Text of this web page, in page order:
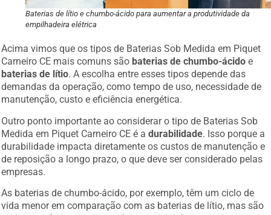
Baterias de lítio e chumbo-ácido para aumentar a produtividade da
empilhadeira elétrica
Acima vimos que os tipos de Baterias Sob Medida em Piquet
Carneiro CE mais comuns são baterias de chumbo-ácido e
baterias de lítio. A escolha entre esses tipos depende das
demandas da operação, como tempo de uso, necessidade de
manutenção, custo e eficiência energética.
Outro ponto importante ao considerar o tipo de Baterias Sob
Medida em Piquet Carneiro CE é adurabilidade. Isso porque a
durabilidade impacta diretamente os custos de manutenção e
de reposição a longo prazo, o que deve ser considerado pelas
empresas.
As baterias de chumbo-ácido, por exemplo, têm um ciclo de
vida menor em comparação com as baterias de lítio, mas são